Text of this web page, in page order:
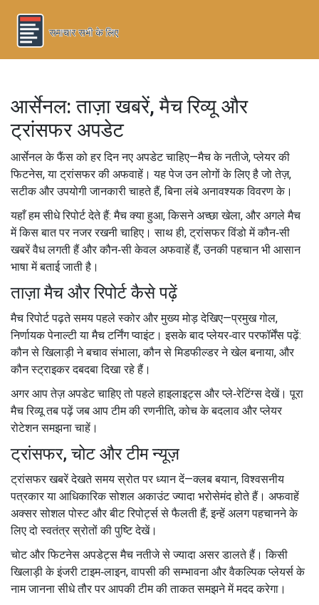
आर्सेनल: ताज़ा खबरें, मैच रिव्यू और
ट्रांसफर अपडेट
आर्सेनल के फैंस को हर दिन नए अपडेट चाहिए—मैच के नतीजे, प्लेयर की
फिटनेस, या ट्रांसफर की अफवाहें। यह पेज उन लोगों के लिए है जो तेज़,
सटीक और उपयोगी जानकारी चाहते हैं, बिना लंबे अनावश्यक विवरण के।
यहाँ हम सीधे रिपोर्ट देते हैं: मैच क्या हुआ, किसने अच्छा खेला, और अगले मैच
में किस बात पर नजर रखनी चाहिए। साथ ही, ट्रांसफर विंडो में कौन‑सी
खबरें वैध लगती हैं और कौन‑सी केवल अफवाहें हैं, उनकी पहचान भी आसान
भाषा में बताई जाती है।
ताज़ा मैच और रिपोर्ट कैसे पढ़ें
मैच रिपोर्ट पढ़ते समय पहले स्कोर और मुख्य मोड़ देखिए—प्रमुख गोल,
निर्णायक पेनाल्टी या मैच टर्निंग प्वाइंट। इसके बाद प्लेयर‑वार परफॉर्मेंस पढ़ें:
कौन से खिलाड़ी ने बचाव संभाला, कौन से मिडफील्डर ने खेल बनाया, और
कौन स्ट्राइकर दबदबा दिखा रहे हैं।
अगर आप तेज़ अपडेट चाहिए तो पहले हाइलाइट्स और प्ले‑रेटिंग्स देखें। पूरा
मैच रिव्यू तब पढ़ें जब आप टीम की रणनीति, कोच के बदलाव और प्लेयर
रोटेशन समझना चाहें।
ट्रांसफर, चोट और टीम न्यूज़
ट्रांसफर खबरें देखते समय स्रोत पर ध्यान दें—क्लब बयान, विश्वसनीय
पत्रकार या आधिकारिक सोशल अकाउंट ज्यादा भरोसेमंद होते हैं। अफवाहें
अक्सर सोशल पोस्ट और बीट रिपोर्ट्स से फैलती हैं; इन्हें अलग पहचानने के
लिए दो स्वतंत्र स्रोतों की पुष्टि देखें।
चोट और फिटनेस अपडेट्स मैच नतीजे से ज्यादा असर डालते हैं। किसी
खिलाड़ी के इंजरी टाइम‑लाइन, वापसी की सम्भावना और वैकल्पिक प्लेयर्स के
नाम जानना सीधे तौर पर आपकी टीम की ताकत समझने में मदद करेगा।